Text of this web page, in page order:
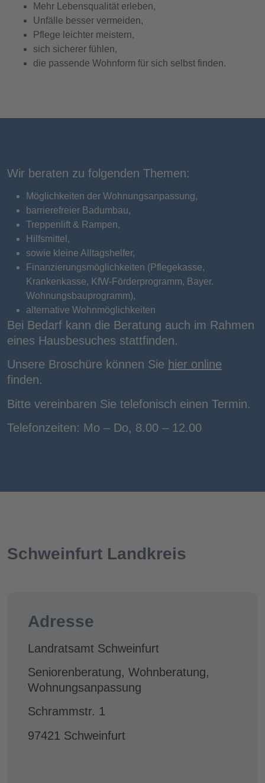
Mehr Lebensqualität erleben,
Unfälle besser vermeiden,
Pflege leichter meistern,
sich sicherer fühlen,
die passende Wohnform für sich selbst finden.
Wir beraten zu folgenden Themen:
Möglichkeiten der Wohnungsanpassung,
barrierefreier Badumbau,
Treppenlift & Rampen,
Hilfsmittel,
sowie kleine Alltagshelfer,
Finanzierungsmöglichkeiten (Pflegekasse,
Krankenkasse, KfW-Förderprogramm, Bayer.
Wohnungsbauprogramm),
alternative Wohnmöglichkeiten
Bei Bedarf kann die Beratung auch im Rahmen
eines Hausbesuches stattfinden.
Unsere Broschüre können Sie hier online
finden.
Bitte vereinbaren Sie telefonisch einen Termin.
Telefonzeiten: Mo – Do, 8.00 – 12.00
Schweinfurt Landkreis
Adresse
Landratsamt Schweinfurt
Seniorenberatung, Wohnberatung,
Wohnungsanpassung
Schrammstr. 1
97421 Schweinfurt